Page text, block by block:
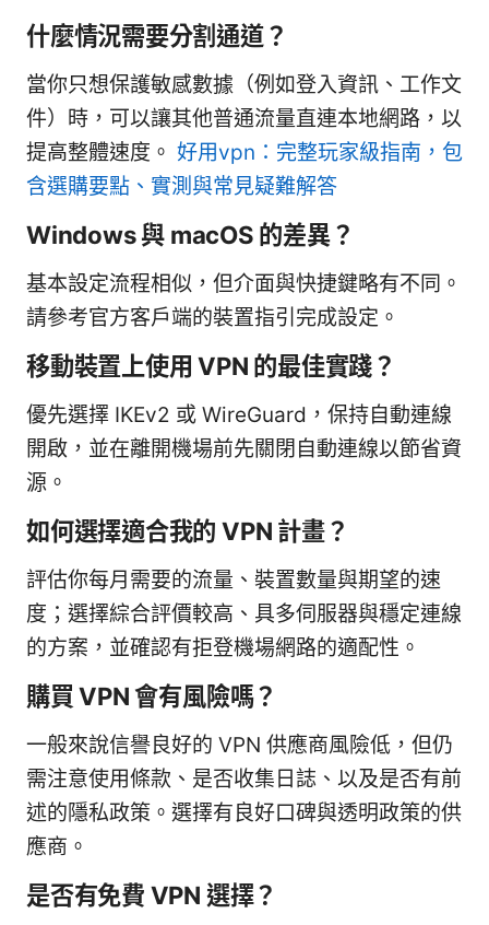
什麼情況需要分割通道？
當你只想保護敏感數據（例如登入資訊、工作文
件）時，可以讓其他普通流量直連本地網路，以
提高整體速度。 好用vpn：完整玩家級指南，包
含選購要點、實測與常見疑難解答
Windows 與 macOS 的差異？
基本設定流程相似，但介面與快捷鍵略有不同。
請參考官方客戶端的裝置指引完成設定。
移動裝置上使用 VPN 的最佳實踐？
優先選擇 IKEv2 或 WireGuard，保持自動連線
開啟，並在離開機場前先關閉自動連線以節省資
源。
如何選擇適合我的 VPN 計畫？
評估你每月需要的流量、裝置數量與期望的速
度；選擇綜合評價較高、具多伺服器與穩定連線
的方案，並確認有拒登機場網路的適配性。
購買 VPN 會有風險嗎？
一般來說信譽良好的 VPN 供應商風險低，但仍
需注意使用條款、是否收集日誌、以及是否有前
述的隱私政策。選擇有良好口碑與透明政策的供
應商。
是否有免費 VPN 選擇？